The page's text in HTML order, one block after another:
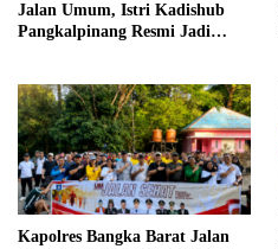
Jalan Umum, Istri Kadishub
Pangkalpinang Resmi Jadi
Kapolres Bangka Barat Jalan